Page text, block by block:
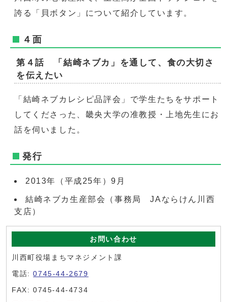
誇る「貝ボタン」について紹介しています。
４面
第４話 「結崎ネブカ」を通して、食の大切さ
を伝えたい
「結崎ネブカレシピ品評会」で学生たちをサポート
してくださった、畿央大学の准教授・上地先生にお
話を伺いました。
発行
2013年（平成25年）9月
結崎ネブカ生産部会（事務局 JAならけん川西
支店）
お問い合わせ
川西町役場まちマネジメント課
電話:0745-44-2679
FAX: 0745-44-4734